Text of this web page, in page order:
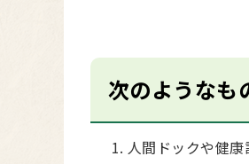
次のようなも
人間ドックや健